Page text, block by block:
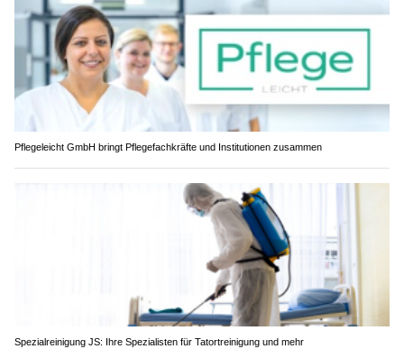
Pflegeleicht GmbH bringt Pflegefachkräfte und Institutionen zusammen
Spezialreinigung JS: Ihre Spezialisten für Tatortreinigung und mehr